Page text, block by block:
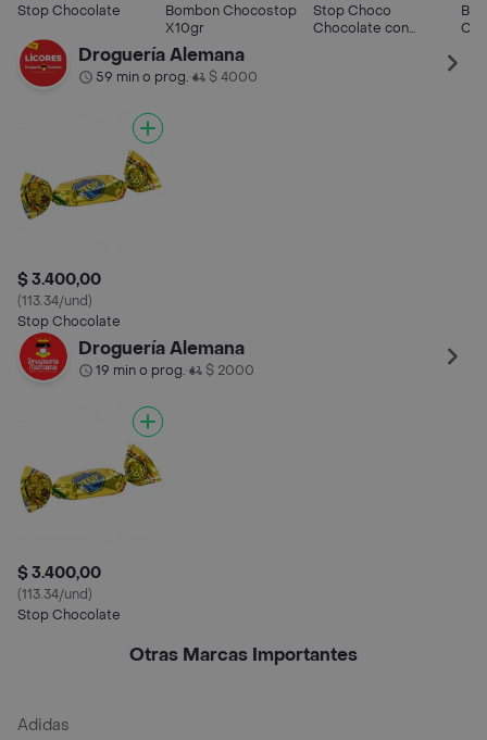
Stop Chocolate
Bombon Chocostop
X10gr
Stop Choco
Chocolate con
Droguería Alemana
59 min o prog.• $ 4000
$ 3.400,00
(113.34/und)
Stop Chocolate
Droguería Alemana
19 min o prog.• $ 2000
$ 3.400,00
(113.34/und)
Stop Chocolate
Otras Marcas Importantes
Adidas